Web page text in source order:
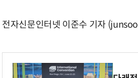
전자신문인터넷 이준수 기자